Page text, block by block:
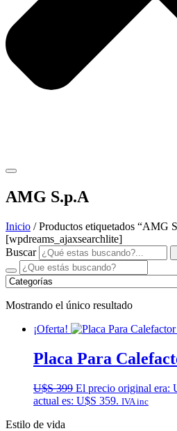
AMG S.p.A
Inicio / Productos etiquetados “AMG
[wpdreams_ajaxsearchlite]
Buscar
Mostrando el único resultado
¡Oferta!
Placa Para
U$S399 El precio original era:
actual es: U$S 359. IVA inc
Estilo de vida